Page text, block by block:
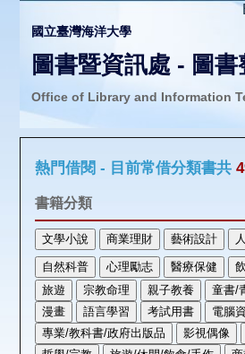
國立臺灣海洋大學
圖書暨資訊處 - 圖
Office of Library and Information
推廣活
圖書互
線上報
熱門借閱 - 目前常借分類書共
書籍分類